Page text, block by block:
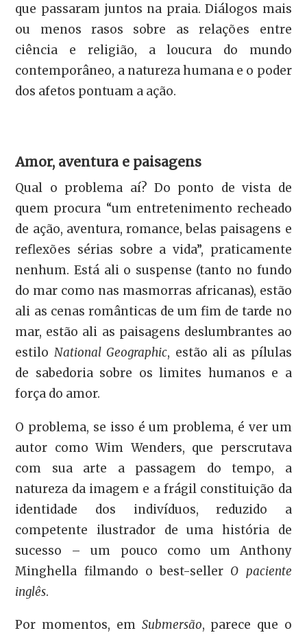
que passaram juntos na praia. Diálogos mais
ou menos rasos sobre as relações entre
ciência e religião, a loucura do mundo
contemporâneo, a natureza humana e o poder
dos afetos pontuam a ação.
Amor, aventura e paisagens
Qual o problema aí? Do ponto de vista de
quem procura “um entretenimento recheado
de ação, aventura, romance, belas paisagens e
reflexões sérias sobre a vida”, praticamente
nenhum. Está ali o suspense (tanto no fundo
do mar como nas masmorras africanas), estão
ali as cenas românticas de um fim de tarde no
mar, estão ali as paisagens deslumbrantes ao
estilo National Geographic, estão ali as pílulas
de sabedoria sobre os limites humanos e a
força do amor.
O problema, se isso é um problema, é ver um
autor como Wim Wenders, que perscrutava
com sua arte a passagem do tempo, a
natureza da imagem e a frágil constituição da
identidade dos indivíduos, reduzido a
competente ilustrador de uma história de
sucesso – um pouco como um Anthony
Minghella filmando o best-seller O paciente
inglês.
Por momentos, em Submersão, parece que o